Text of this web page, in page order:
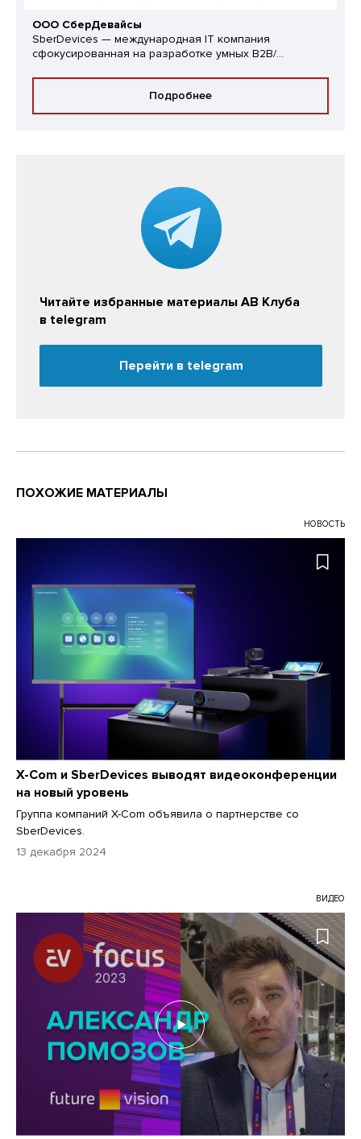
ООО СберДевайсы
SberDevices — международная IT компания
сфокусированная на разработке умных B2B/...
Подробнее
Читайте избранные материалы АВ Клуба
в telegram
Перейти в telegram
ПОХОЖИЕ МАТЕРИАЛЫ
НОВОСТЬ
X-Com и SberDevices выводят видеоконференции
на новый уровень
Группа компаний X-Com объявила о партнерстве со
SberDevices.
13 декабря 2024
ВИДЕО